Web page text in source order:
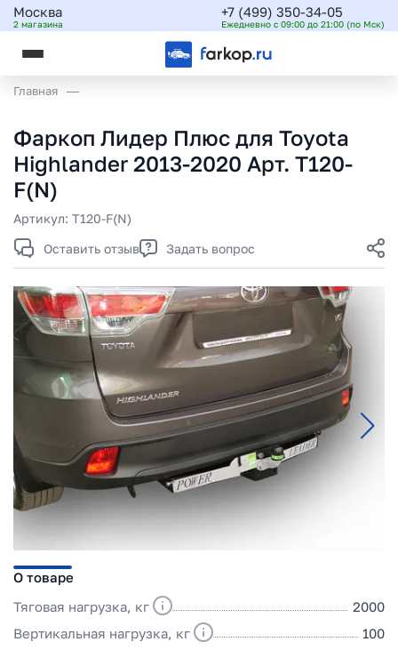
Москва
2 магазина
+7 (499) 350-34-05
Ежедневно с 09:00 до 21:00 (по Мск)
Главная
Фаркоп Лидер Плюс для Toyota
Highlander 2013-2020 Арт. T120-
F(N)
Артикул: T120-F(N)
Оставить отзыв
Задать вопрос
О товаре
Тяговая нагрузка, кг
2000
Вертикальная нагрузка, кг
100